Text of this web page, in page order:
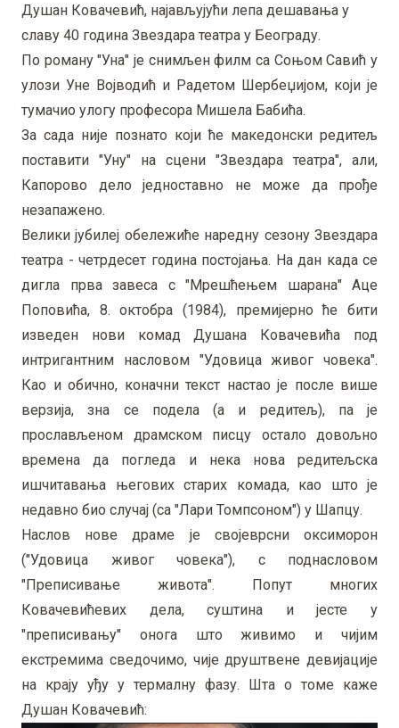
Душан Ковачевић, најављујући лепа дешавања у
славу 40 година Звездара театра у Београду.
По роману "Уна" је снимљен филм са Соњом Савић у
улози Уне Војводић и Радетом Шербеџијом, који је
тумачио улогу професора Мишела Бабића.
За сада није познато који ће македонски редитељ
поставити "Уну" на сцени "Звездара театра", али,
Капорово дело једноставно не може да прође
незапажено.
Велики јубилеј обележиће наредну сезону Звездара
театра - четрдесет година постојања. На дан када се
дигла прва завеса с "Мрешћењем шарана" Аце
Поповића, 8. октобра (1984), премијерно ће бити
изведен нови комад Душана Ковачевића под
интригантним насловом "Удовица живог човека".
Као и обично, коначни текст настао је после више
верзија, зна се подела (а и редитељ), па је
прослављеном драмском писцу остало довољно
времена да погледа и нека нова редитељска
ишчитавања његових старих комада, као што је
недавно био случај (са "Лари Томпсоном") у Шапцу.
Наслов нове драме је својеврсни оксиморон
("Удовица живог човека"), с поднасловом
"Преписивање живота". Попут многих
Ковачевићевих дела, суштина и јесте у
"преписивању" онога што живимо и чијим
екстремима сведочимо, чије друштвене девијације
на крају уђу у термалну фазу. Шта о томе каже
Душан Ковачевић: